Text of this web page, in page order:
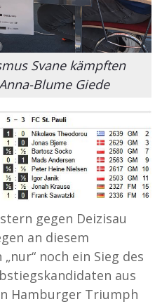
Svane kämpften
Blume Giede
gegen Deizisau
an diesem
noch ein Sieg des
aus
Hamburger Triumph